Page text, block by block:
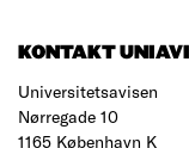
KONTAKT
Universitetsavisen
Nørregade 10
1165 København K